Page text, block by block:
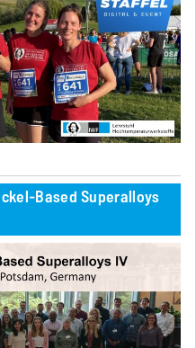
Based Superalloys